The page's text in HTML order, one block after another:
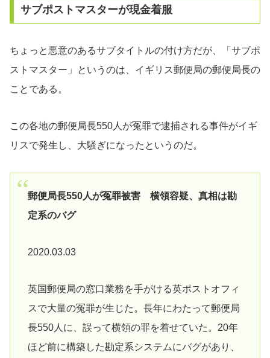
サブポストマスターが現金着服
ちょっと悪意のあるサブタイトルの付け方だが、「サブポ
ストマスター」というのは、イギリス郵便局の郵便局長の
ことである。
この各地の郵便局長550人が冤罪で逮捕される事件がイギ
リスで発生し、大騒ぎになったというのだ。
郵便局長550人が冤罪被害 横領容疑、真相は勘
定系のバグ
2020.03.03
英国郵便局の窓口業務を手がける英ポストオフィ
スで大量の冤罪が生じた。長年にわたって郵便局
長550人に、誤って横領の罪を着せていた。20年
ほど前に構築した勘定系システムにバグがあり、